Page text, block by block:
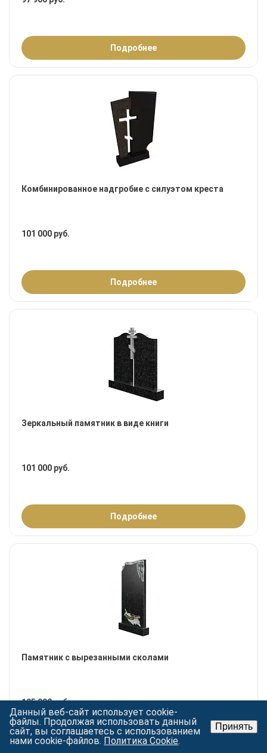
Подробнее
Комбинированное надгробие с силуэтом креста
101 000 руб.
Подробнее
Зеркальный памятник в виде книги
101 000 руб.
Подробнее
Памятник с вырезанными сколами
105 000 руб.
Данный веб-сайт использует cookie-
файлы. Продолжая использовать данный
сайт, вы соглашаетесь с использованием
нами cookie-файлов. Политика Cookie.
Принять